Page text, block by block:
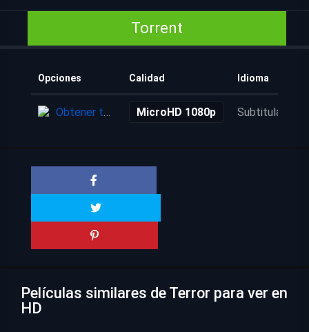
Torrent
Opciones Calidad Idioma
Obtener torrent MicroHD 1080p Subtitulada
Películas similares de Terror para ver en
HD